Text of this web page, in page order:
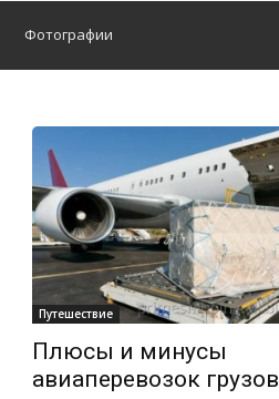
Фотографии
Путешествие
Плюсы и минусы
авиаперевозок грузов